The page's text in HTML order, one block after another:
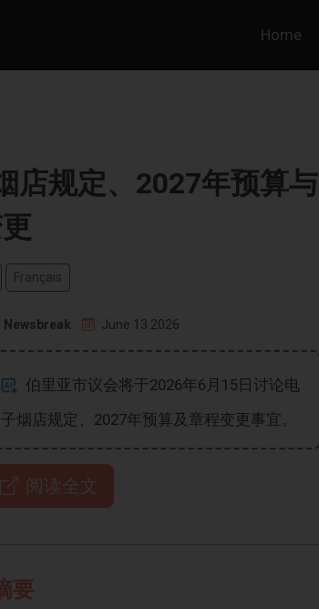
Home
规定、2027年预算与
Français
Newsbreak June 13 2026
伯里亚市议会将于2026年6月15日讨论电
子烟店规定、2027年预算及章程变更事宜。
阅读全文
要